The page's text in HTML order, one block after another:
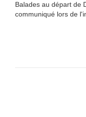
Balades au départ de
communiqué lors de